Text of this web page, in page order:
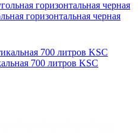
горизонтальная черная
700 литров KSC